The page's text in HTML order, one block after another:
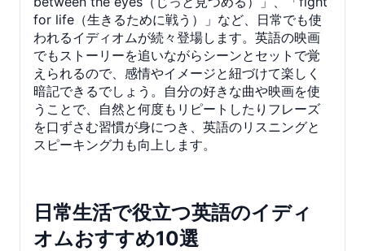
for life（生きるために戦う）」など、日常でも使
われるイディオムが続々登場します。英語の映画
でもストーリーを追いながらシーンとセットで覚
えられるので、感情やイメージと紐づけて楽しく
暗記できるでしょう。自分の好きな曲や映画を使
うことで、自然と何度もリピートしたりフレーズ
を口ずさむ習慣が身につき、英語のリスニングと
スピーキング力も向上します。
日常生活で役立つ英語のイディ
オムおすすめ10選